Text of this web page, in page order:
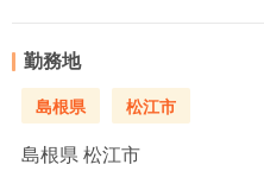
勤務地
島根県 松江市
島根県 松江市